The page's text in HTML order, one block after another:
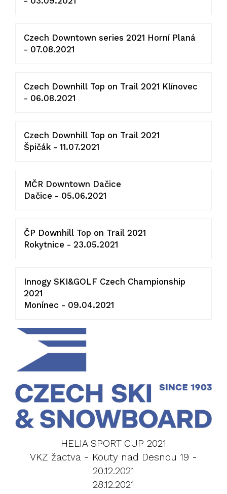
Czech Downtown series 2021 Horní Planá
- 07.08.2021
Czech Downhill Top on Trail 2021 Klínovec
- 06.08.2021
Czech Downhill Top on Trail 2021
Špičák - 11.07.2021
MČR Downtown Dačice
Dačice - 05.06.2021
ČP Downhill Top on Trail 2021
Rokytnice - 23.05.2021
Innogy SKI&GOLF Czech Championship
2021
Monínec - 09.04.2021
HELIA SPORT CUP 2021
VKZ žactva - Kouty nad Desnou 19 -
20.12.2021
28.12.2021